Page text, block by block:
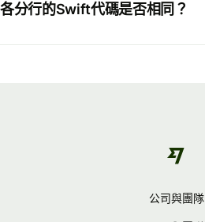
各分行的Swift代碼是否相同？
公司與團隊